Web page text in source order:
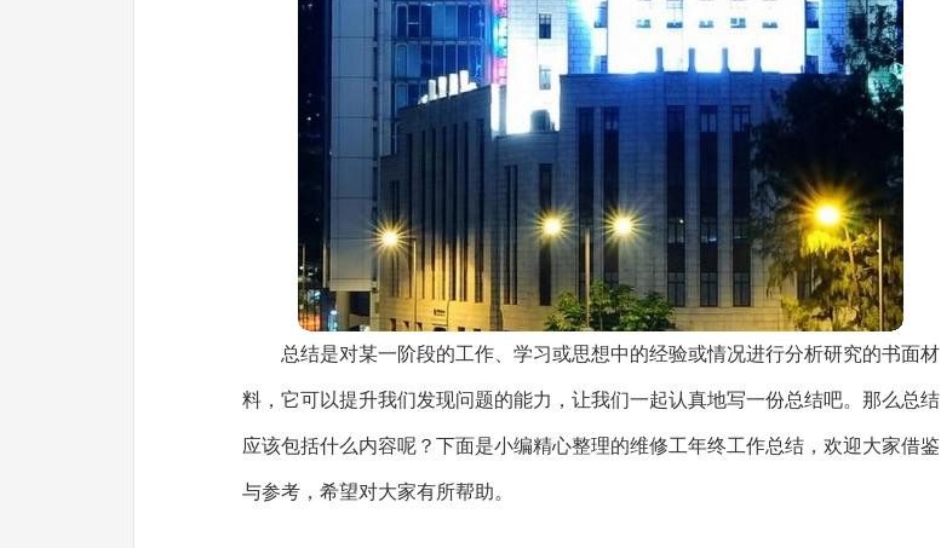
总结是对某一阶段的工作、学习或思想中的经验或情况进行分析研究的书面材
料，它可以提升我们发现问题的能力，让我们一起认真地写一份总结吧。那么总结
应该包括什么内容呢？下面是小编精心整理的维修工年终工作总结，欢迎大家借鉴
与参考，希望对大家有所帮助。